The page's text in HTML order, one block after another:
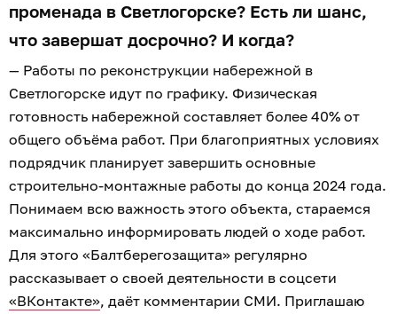
променада в Светлогорске? Есть ли шанс,
что завершат досрочно? И когда?
— Работы по реконструкции набережной в
Светлогорске идут по графику. Физическая
готовность набережной составляет более 40% от
общего объёма работ. При благоприятных условиях
подрядчик планирует завершить основные
строительно-монтажные работы до конца 2024 года.
Понимаем всю важность этого объекта, стараемся
максимально информировать людей о ходе работ.
Для этого «Балтберегозащита» регулярно
рассказывает о своей деятельности в соцсети
«ВКонтакте», даёт комментарии СМИ. Приглашаю